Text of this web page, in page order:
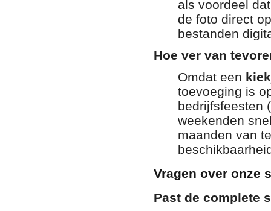
als voordeel
de foto direct
bestanden
Hoe ver van
Omdat een
toevoeging is
bedrijfsfeesten
weekenden
maanden van
Vragen over onze
Past de complete